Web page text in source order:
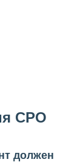
СРО
должен